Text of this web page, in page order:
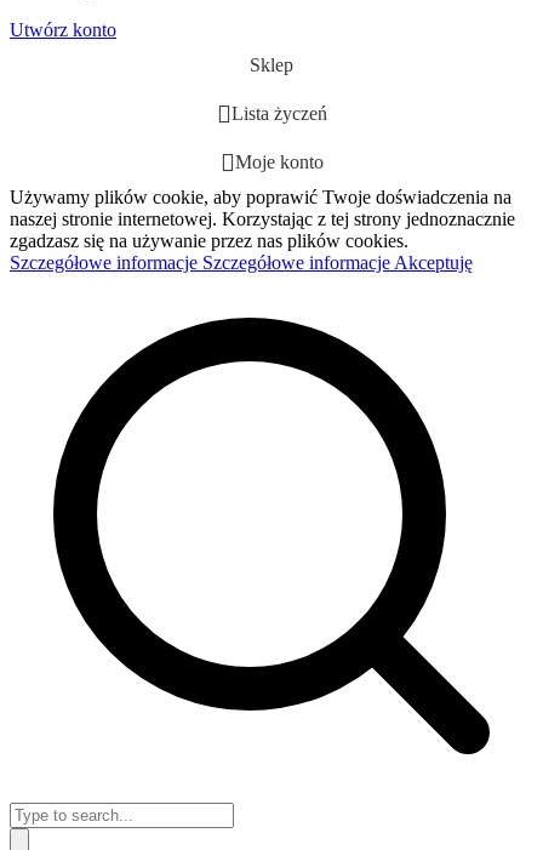
Utwórz konto
Sklep
Lista życzeń
Moje konto
Używamy plików cookie, aby poprawić Twoje doświadczenia na
naszej stronie internetowej. Korzystając z tej strony jednoznacznie
zgadzasz się na używanie przez nas plików cookies.
Szczegółowe informacje Szczegółowe informacje Akceptuję